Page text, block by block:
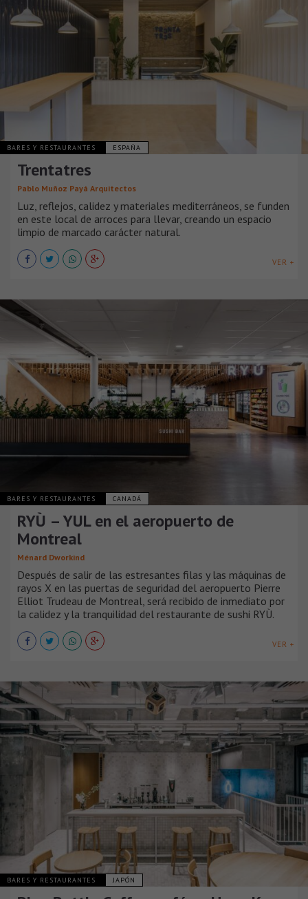
BARES Y RESTAURANTES ESPAÑA
Trentatres
Pablo Muñoz Payá Arquitectos
Luz, reflejos, calidez y materiales mediterráneos, se funden
en este local de arroces para llevar, creando un espacio
limpio de marcado carácter natural. ⠀
VER +
BARES Y RESTAURANTES CANADÁ
RYÙ – YUL en el aeropuerto de
Montreal
Ménard Dworkind
Después de salir de las estresantes filas y las máquinas de
rayos X en las puertas de seguridad del aeropuerto Pierre
Elliot Trudeau de Montreal, será recibido de inmediato por
la calidez y la tranquilidad del restaurante de sushi RYÙ.
VER +
BARES Y RESTAURANTES JAPÓN